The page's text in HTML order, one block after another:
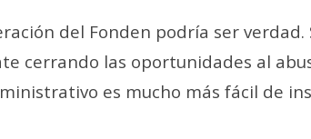
del Fonden podría ser verdad.
cerrando las oportunidades al
es mucho más fácil de